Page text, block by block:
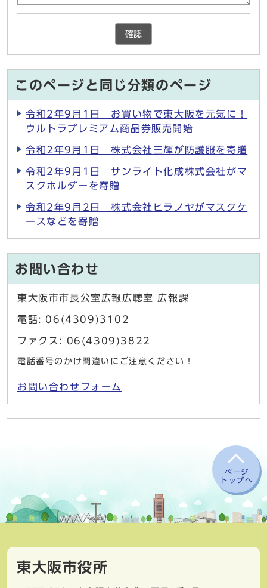
確認
このページと同じ分類のページ
令和2年9月1日 お買い物で東大阪を元気に！
ウルトラプレミアム商品券販売開始
令和2年9月1日 株式会社三輝が防護服を寄贈
令和2年9月1日 サンライト化成株式会社がマ
スクホルダーを寄贈
令和2年9月2日 株式会社ヒラノヤがマスクケ
ースなどを寄贈
お問い合わせ
東大阪市市長公室広報広聴室 広報課
電話: 06(4309)3102
ファクス: 06(4309)3822
電話番号のかけ間違いにご注意ください！
お問い合わせフォーム
ページ
トップへ
東大阪市役所